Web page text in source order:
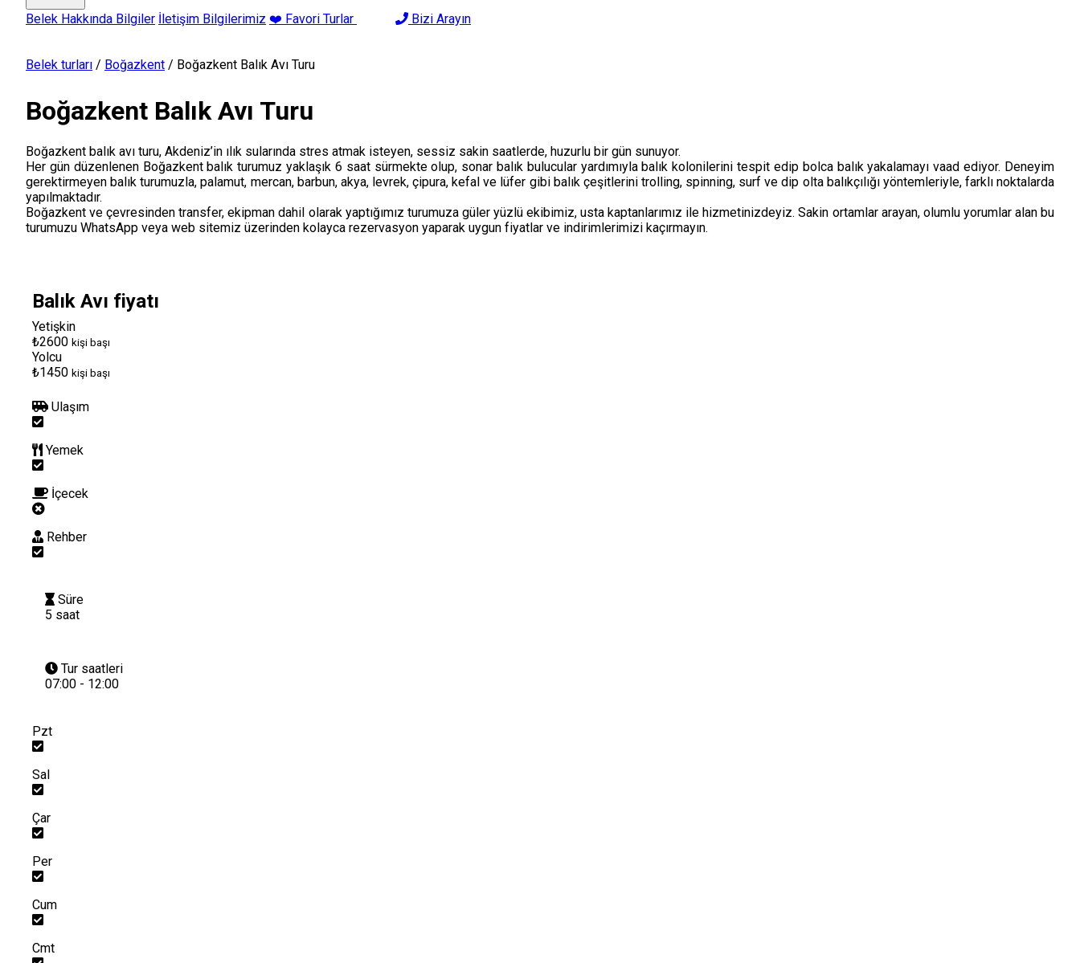
Belek Hakkında Bilgiler İletişim Bilgilerimiz ❤️ Favori Turlar Bizi Arayın
Belek turları / Boğazkent / Boğazkent Balık Avı Turu
Boğazkent Balık Avı Turu
Boğazkent balık avı turu, Akdeniz’in ılık sularında stres atmak isteyen, sessiz sakin saatlerde, huzurlu bir gün sunuyor.
Her gün düzenlenen Boğazkent balık turumuz yaklaşık 6 saat sürmekte olup, sonar balık bulucular yardımıyla balık kolonilerini tespit edip bolca balık yakalamayı vaad ediyor. Deneyim
gerektirmeyen balık turumuzla, palamut, mercan, barbun, akya, levrek, çipura, kefal ve lüfer gibi balık çeşitlerini trolling, spinning, surf ve dip olta balıkçılığı yöntemleriyle, farklı noktalarda
yapılmaktadır.
Boğazkent ve çevresinden transfer, ekipman dahil olarak yaptığımız turumuza güler yüzlü ekibimiz, usta kaptanlarımız ile hizmetinizdeyiz. Sakin ortamlar arayan, olumlu yorumlar alan bu
turumuzu WhatsApp veya web sitemiz üzerinden kolayca rezervasyon yaparak uygun fiyatlar ve indirimlerimizi kaçırmayın.
Balık Avı fiyatı
Yetişkin
₺2600 kişi başı
Yolcu
₺1450 kişi başı
Ulaşım
Yemek
İçecek
Rehber
Süre
5 saat
Tur saatleri
07:00 - 12:00
Pzt
Sal
Çar
Per
Cum
Cmt